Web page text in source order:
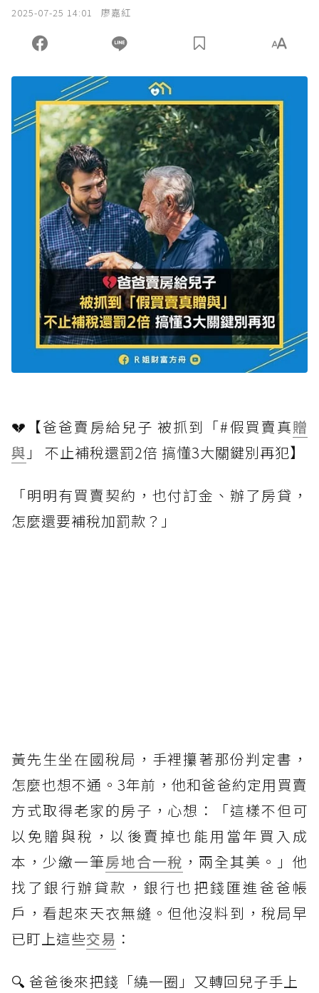
2025-07-25 14:01 廖嘉紅
💔【爸爸賣房給兒子 被抓到「#假買賣真贈
與 」 不止補稅還罰2倍 搞懂3大關鍵別再犯】
「明明有買賣契約，也付訂金、辦了房貸，
怎麼還要補稅加罰款？」
黃先生坐在國稅局，手裡攥著那份判定書，
怎麼也想不通。3年前，他和爸爸約定用買賣
方式取得老家的房子，心想：「這樣不但可
以免贈與稅，以後賣掉也能用當年買入成
本，少繳一筆房地合一稅 ，兩全其美。」他
找了銀行辦貸款，銀行也把錢匯進爸爸帳
戶，看起來天衣無縫。但他沒料到，稅局早
已盯上這些交易 ：
🔍 爸爸後來把錢「繞一圈」又轉回兒子手上